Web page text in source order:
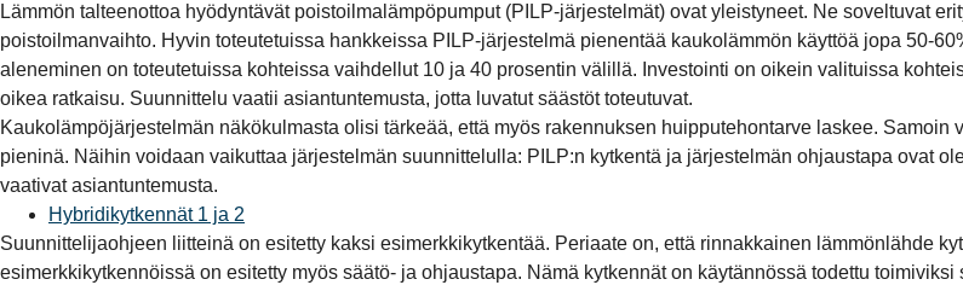
Lämmön talteenottoa hyödyntävät poistoilmalämpöpumput (PILP-järjestelmät) ovat yleistyneet. Ne soveltuvat
poistoilmanvaihto. Hyvin toteutetuissa hankkeissa PILP-järjestelmä pienentää kaukolämmön käyttöä jopa 50-
aleneminen on toteutetuissa kohteissa vaihdellut 10 ja 40 prosentin välillä. Investointi on oikein valituissa
oikea ratkaisu. Suunnittelu vaatii asiantuntemusta, jotta luvatut säästöt toteutuvat.
Kaukolämpöjärjestelmän näkökulmasta olisi tärkeää, että myös rakennuksen huipputehontarve laskee.
pieninä. Näihin voidaan vaikuttaa järjestelmän suunnittelulla: PILP:n kytkentä ja järjestelmän ohjaustapa ovat
vaativat asiantuntemusta.
Hybridikytkennät 1 ja 2
Suunnittelijaohjeen liitteinä on esitetty kaksi esimerkkikytkentää. Periaate on, että rinnakkainen lämmönlähde
esimerkkikytkennöissä on esitetty myös säätö- ja ohjaustapa. Nämä kytkennät on käytännössä todettu